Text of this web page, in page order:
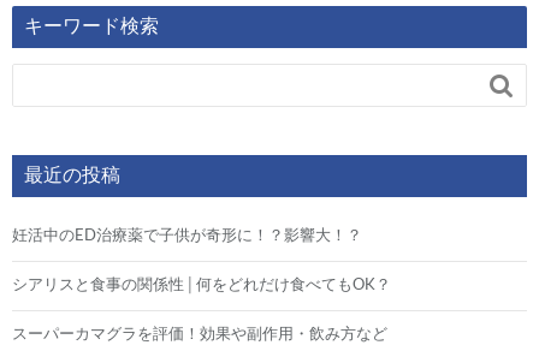
キーワード検索

最近の投稿
妊活中のED治療薬で子供が奇形に！？影響大！？
シアリスと食事の関係性│何をどれだけ食べてもOK？
スーパーカマグラを評価！効果や副作用・飲み方など